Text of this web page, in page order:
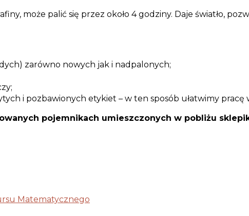
może palić się przez około 4 godziny. Daje światło,
zarówno nowych jak i nadpalonych;
i pozbawionych etykiet – w ten sposób ułatwimy pracę
pojemnikach umieszczonych w pobliżu
Matematycznego